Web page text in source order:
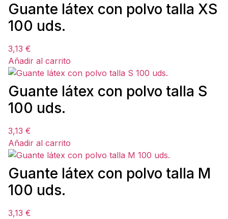
Guante látex con polvo talla XS
100 uds.
3,13 €
Añadir al carrito
Guante látex con polvo talla S
100 uds.
3,13 €
Añadir al carrito
Guante látex con polvo talla M
100 uds.
3,13 €